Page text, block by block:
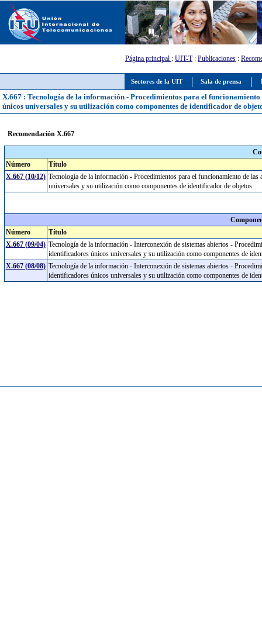
Sectores de la UIT Sala de prensa
Página principal : UIT-T: Publicaciones :
X.667 : Tecnología de la información - Procedimientos para el
únicos universales y su utilización como componentes de identificador de
Recomendación X.667
Número
Título
X.667 (10/12) Tecnología de la información - Procedimientos para el funcionamiento de
universales y su utilización como componentes de identificador de objetos
Número
Título
X.667 (09/04) Tecnología de la información - Interconexión de sistemas abiertos -
identificadores únicos universales y su utilización como componentes de
X.667 (08/08) Tecnología de la información - Interconexión de sistemas abiertos -
identificadores únicos universales y su utilización como componentes de